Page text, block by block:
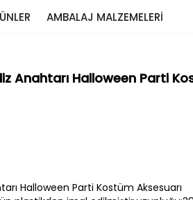
AMBALAJ MALZEMELERI
Anahtarı Halloween Parti
Halloween Parti Kostüm Aksesuarı